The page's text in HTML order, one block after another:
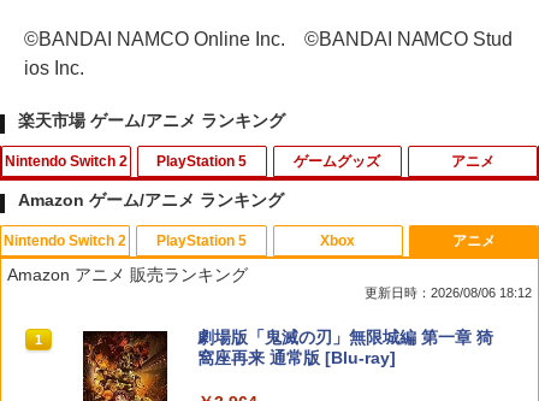
©BANDAI NAMCO Online Inc. ©BANDAI NAMCO Stud
ios Inc.
楽天市場 ゲーム/アニメ ランキング
Nintendo Switch 2
1
任天堂 【Switch2】ゼノブレイド ディフ
ィニティブ・エディション Nintendo S
witch 2 Edition [NXS-P-AUBQB NSW2
ション]
PlayStation 5
1
【中古】ワンス・アポン・ア・塊魂ソフ
ト:プレイステーション5ソフト／アクシ
￥2,900
ゲームグッズ
1 【中古】新 テーマパーク
アニメ
1
【中古】【Blu−ray】ヤマノススメ 新
特装版 / 山本裕介【監督】
Amazon ゲーム/アニメ ランキング
Nintendo Switch 2
1
スプラトゥーン レイダース|オンライン
コード版
PlayStation 5
1
PlayStation 5 デジタル・エディション
日本語専用 Console Language: Japan
Xbox
1
【純正品】Xbox ワイヤレス コントロー
ラー + USB-C® ケーブル
アニメ
Amazon アニメ 販売ランキング
更新日時：2026/08/06 18:12
1
劇場版「鬼滅の刃」無限城編 第一章 猗
窩座再来 通常版 [Blu-ray]